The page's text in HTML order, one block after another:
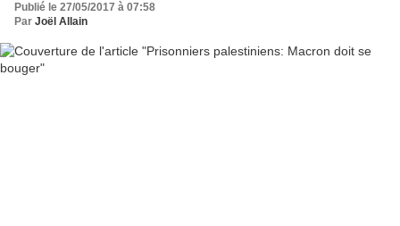
Publié le 27/05/2017 à 07:58
Par Joël Allain